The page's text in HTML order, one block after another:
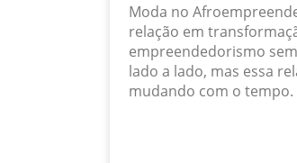
Moda no
relação em
empreendedorismo
lado a lado, mas essa
mudando com o tempo.